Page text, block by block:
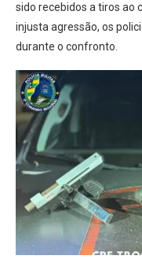
sido recebidos a tiros ao
injusta agressão, os
durante o confronto.